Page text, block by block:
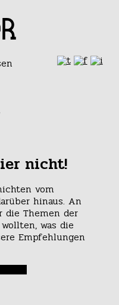
nicht!
vom
hinaus. An
die Themen der
was die
Empfehlungen